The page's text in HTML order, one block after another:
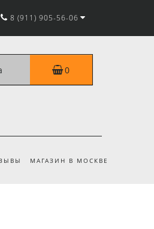
8 (911) 905-56-06
0
МАГАЗИН В МОСКВЕ